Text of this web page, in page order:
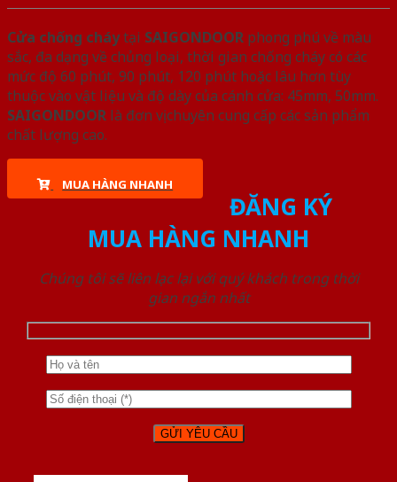
Cửa chống cháytại SAIGONDOOR phong phú về màu
sắc, đa dạng về chủng loại, thời gian chống cháy có các
mức độ 60 phút, 90 phút, 120 phút hoặc lâu hơn tùy
thuộc vào vật liệu và độ dày của cánh cửa: 45mm, 50mm.
SAIGONDOOR là đơn vị chuyên cung cấp các sản phẩm
chất lượng cao.
MUA HÀNG NHANH
ĐĂNG KÝ
MUA HÀNG NHANH
Chúng tôi sẽ liên lạc lại với quý khách trong thời
gian ngắn nhất